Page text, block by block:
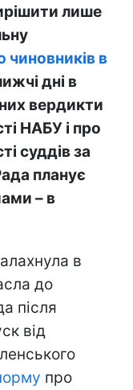
лише
чиновників в
дні в
вердикти
НАБУ і про
суддів за
планує
– в
в
до
після
від
про